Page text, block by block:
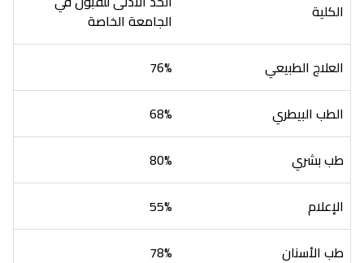
الكلية
الجامعة الخاصة
العلاج الطبيعي
76%
الطب البيطري
68%
طب بشري
80%
الإعلام
55%
طب الأسنان
78%